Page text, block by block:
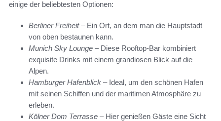
einige der beliebtesten Optionen:
Berliner Freiheit– Ein Ort, an dem man die Hauptstadt
von oben bestaunen kann.
Munich Sky Lounge – Diese Rooftop-Bar kombiniert
exquisite Drinks mit einem grandiosen Blick auf die
Alpen.
Hamburger Hafenblick – Ideal, um den schönen Hafen
mit seinen Schiffen und der maritimen Atmosphäre zu
erleben.
Kölner Dom Terrasse – Hier genießen Gäste eine Sicht